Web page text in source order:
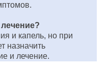
и капель, но при
назначить
и лечение.